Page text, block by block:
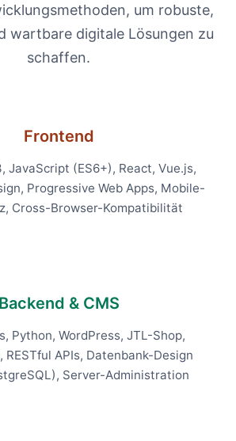
um robuste,
wartbare digitale Lösungen zu
schaffen.
Frontend
JavaScript (ES6+), React, Vue.js,
Progressive Web Apps, Mobile-
Cross-Browser-Kompatibilität
Backend & CMS
Python, WordPress, JTL-Shop,
RESTful APIs, Datenbank-Design
Server-Administration